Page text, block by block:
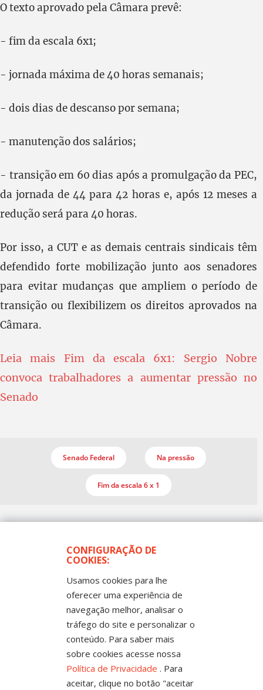
CONFIGURAÇÃO DE
COOKIES:
Usamos cookies para lhe
oferecer uma experiência de
navegação melhor, analisar o
tráfego do site e personalizar o
conteúdo. Para saber mais
sobre cookies acesse nossa
Política de Privacidade . Para
aceitar, clique no botão "aceitar
O texto aprovado pela Câmara prevê:
- fim da escala 6x1;
- jornada máxima de 40 horas semanais;
- dois dias de descanso por semana;
- manutenção dos salários;
- transição em 60 dias após a promulgação da PEC,
da jornada de 44 para 42 horas e, após 12 meses a
redução será para 40 horas.
Por isso, a CUT e as demais centrais sindicais têm
defendido forte mobilização junto aos senadores
para evitar mudanças que ampliem o período de
transição ou flexibilizem os direitos aprovados na
Câmara.
Leia mais Fim da escala 6x1: Sergio Nobre
convoca trabalhadores a aumentar pressão no
Senado
Senado Federal Na pressão
Fim da escala 6 x 1
Todos os Direitos Reservados
Sintep-MT - Sindicato dos Trabalhadores no Ensino
Público de Mato Grosso
Rua Mestre João Guimarães, 102 -
Bandeirantes - Cuiabá-MT CEP 78010-170 |
4327